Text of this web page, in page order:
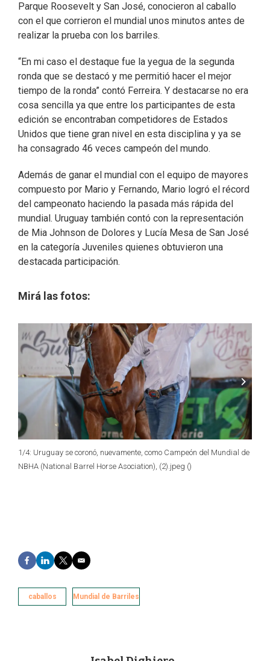
Parque Roosevelt y San José, conocieron al caballo
con el que corrieron el mundial unos minutos antes de
realizar la prueba con los barriles.
“En mi caso el destaque fue la yegua de la segunda
ronda que se destacó y me permitió hacer el mejor
tiempo de la ronda” contó Ferreira. Y destacarse no era
cosa sencilla ya que entre los participantes de esta
edición se encontraban competidores de Estados
Unidos que tiene gran nivel en esta disciplina y ya se
ha consagrado 46 veces campeón del mundo.
Además de ganar el mundial con el equipo de mayores
compuesto por Mario y Fernando, Mario logró el récord
del campeonato haciendo la pasada más rápida del
mundial. Uruguay también contó con la representación
de Mia Johnson de Dolores y Lucía Mesa de San José
en la categoría Juveniles quienes obtuvieron una
destacada participación.
Mirá las fotos:
1/4: Uruguay se coronó, nuevamente, como Campeón del Mundial de
NBHA (National Barrel Horse Asociation), (2).jpeg ()
F
a
e
b
L
i
k
e
T
w
t
E
m
i
l
caballos Mundial de Barriles